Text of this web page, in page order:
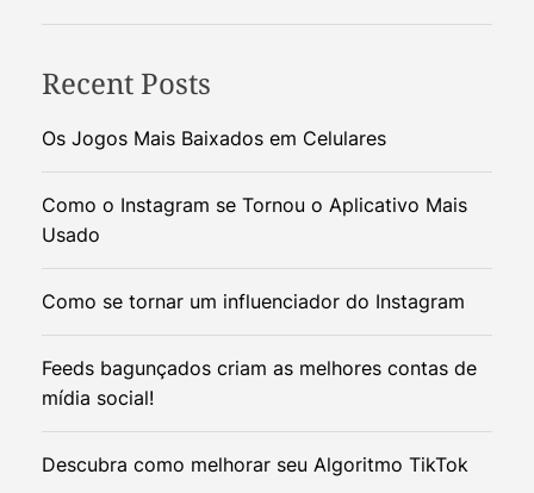
Recent Posts
Os Jogos Mais Baixados em Celulares
Como o Instagram se Tornou o Aplicativo Mais
Usado
Como se tornar um influenciador do Instagram
Feeds bagunçados criam as melhores contas de
mídia social!
Descubra como melhorar seu Algoritmo TikTok